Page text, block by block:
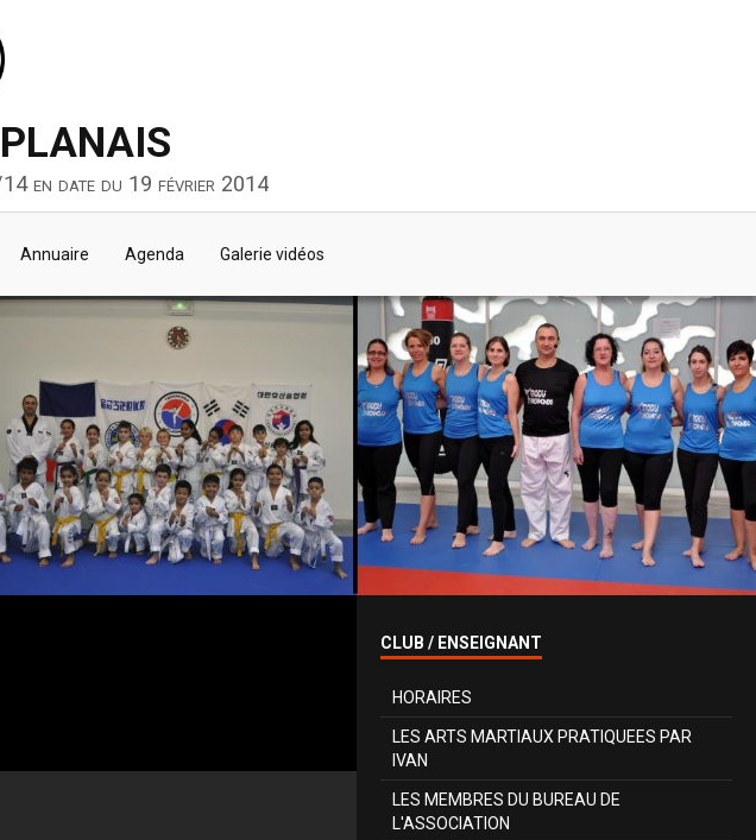
en date du 19 février 2014
Annuaire Agenda Galerie vidéos
CLUB / ENSEIGNANT
HORAIRES
LES ARTS MARTIAUX PRATIQUEES PAR
IVAN
LES MEMBRES DU BUREAU DE
L'ASSOCIATION